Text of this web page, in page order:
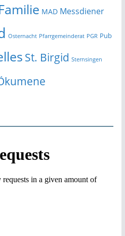
MAD Messdiener
Osternacht Pfarrgemeinderat PGR Pub
St. Birgid Sternsingen